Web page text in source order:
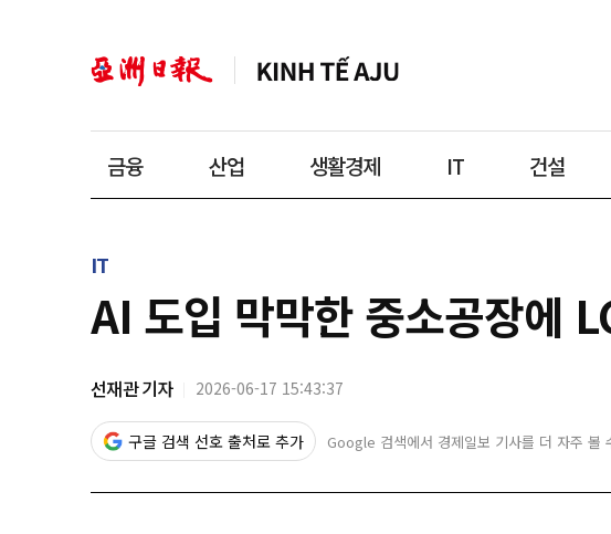
금융 산업 생활경제 IT 건설
IT
AI 도입 막막한 중소공장에
선재관 기자 2026-06-17 15:43:37
구글 검색 선호 출처로 추가 Google 검색에서 경제일보 기사를 더 자주 볼